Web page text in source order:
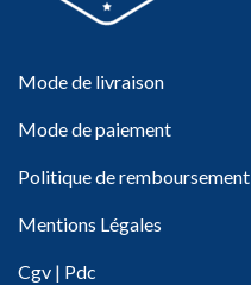
Mode de livraison
Mode de paiement
Politique de remboursement
Mentions Légales
Cgv | Pdc